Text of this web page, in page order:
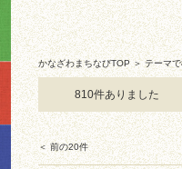
かなざわまちなびTOP＞ テーマ
810件ありました
＜ 前の20件